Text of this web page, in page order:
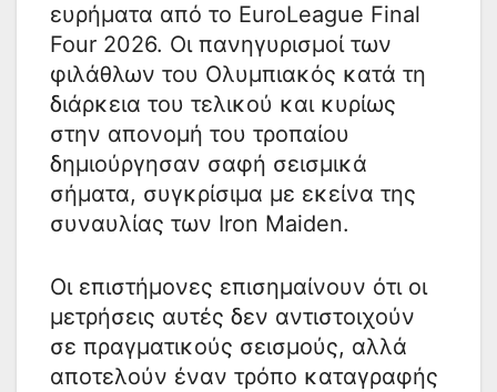
ευρήματα από το EuroLeague Final
Four 2026. Οι πανηγυρισμοί των
φιλάθλων του Ολυμπιακός κατά τη
διάρκεια του τελικού και κυρίως
στην απονομή του τροπαίου
δημιούργησαν σαφή σεισμικά
σήματα, συγκρίσιμα με εκείνα της
συναυλίας των Iron Maiden.
Οι επιστήμονες επισημαίνουν ότι οι
μετρήσεις αυτές δεν αντιστοιχούν
σε πραγματικούς σεισμούς, αλλά
αποτελούν έναν τρόπο καταγραφής